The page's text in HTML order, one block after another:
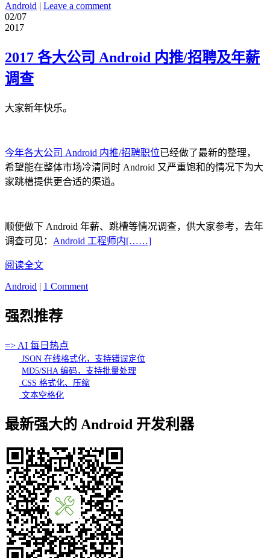
Android | Leave a comment
02/07
2017
2017 各大公司 Android 内推/招聘及年薪
调查
大家新年快乐。
今年各大公司 Android 内推/招聘职位已经做了最新的整理，
希望能在整体市场冷清同时 Android 又严重饱和的情况下为大
家跳槽提供更合适的渠道。
顺便做下 Android 年薪、跳槽等情况调查，供大家参考，去年
调查可见： Android 工程师内[……]
阅读全文
Android | 1 Comment
强烈推荐
=> AI 每日热点
JSON 在线格式化，支持错误定位
MD5/SHA 编码，支持批量处理
CSS 格式化、压缩
文本空格化
最新强大的 Android 开发利器